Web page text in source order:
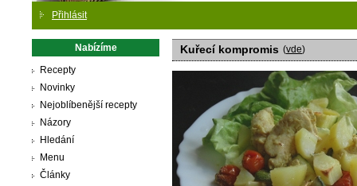
Přihlásit
Nabízíme
Recepty
Novinky
Nejoblíbenější recepty
Názory
Hledání
Menu
Články
Kuřecí kompromis (vde)